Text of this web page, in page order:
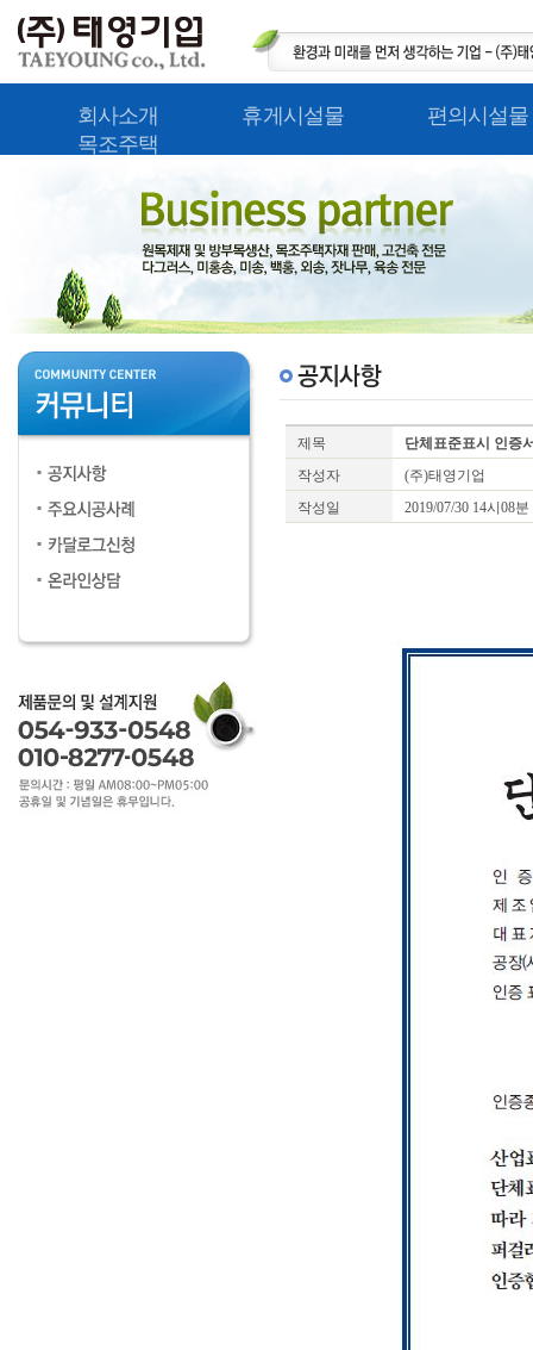
회사소개 휴게시설물
편의시설물
목조주택
제목
단체표준표시 인증
작성자
(주)태영기업
작성일
2019/07/30 14시08분